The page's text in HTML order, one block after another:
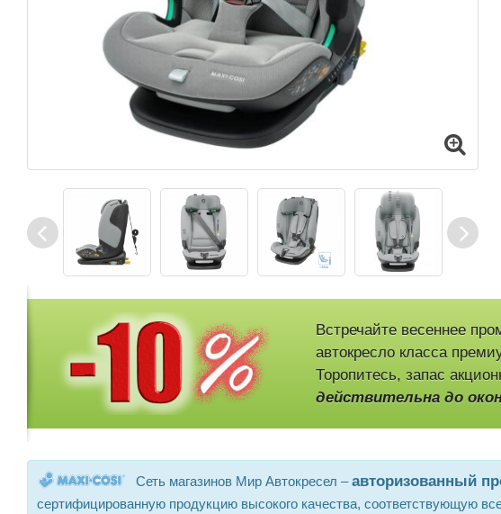
Встречайте весеннее
автокресло класса
Торопитесь, запас
действительна до
Сеть магазинов Мир Автокресел –авторизованный
сертифицированную продукцию высокого качества, соответствующую